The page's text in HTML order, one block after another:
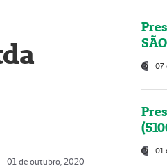
01 de outubro, 2020
07
01